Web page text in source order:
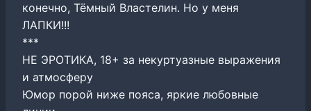
конечно, Тёмный Властелин. Но у меня
ЛАПКИ!!!
***
НЕ ЭРОТИКА, 18+ за некуртуазные выражения
и атмосферу
Юмор порой ниже пояса, яркие любовные